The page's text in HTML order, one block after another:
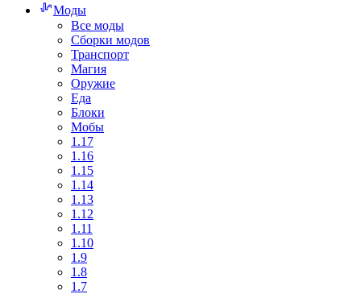
Моды
Все моды
Сборки модов
Транспорт
Магия
Оружие
Еда
Блоки
Мобы
1.17
1.16
1.15
1.14
1.13
1.12
1.11
1.10
1.9
1.8
1.7